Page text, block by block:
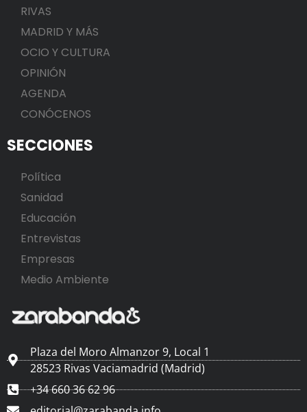
RIVAS
MADRID Y MÁS
OCIO Y CULTURA
OPINIÓN
AGENDA
CONÓCENOS
SECCIONES
Política
Sanidad
Educación
Entrevistas
Empresas
Medio Ambiente
Plaza del Moro Almanzor 9, Local 1
28523 Rivas Vaciamadrid (Madrid)
+34 660 36 62 96